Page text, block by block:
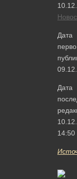
Дата
Дата
14:50